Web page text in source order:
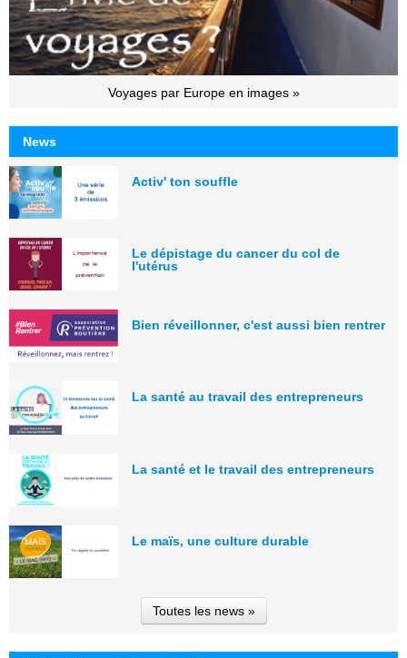
Voyages par Europe en images »
News
Activ' ton souffle
Le dépistage du cancer du col de
l'utérus
Bien réveillonner, c'est aussi bien rentrer
La santé au travail des entrepreneurs
La santé et le travail des entrepreneurs
Le maïs, une culture durable
Toutes les news »